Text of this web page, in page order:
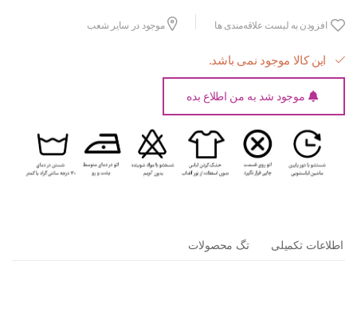
افزودن به لیست علاقه‌مندی ها موجود در سایر شعب
این کالا موجود نمی باشد.
موجود شد به من اطلاع بده
اطلاعات تکمیلی تگ محصولات